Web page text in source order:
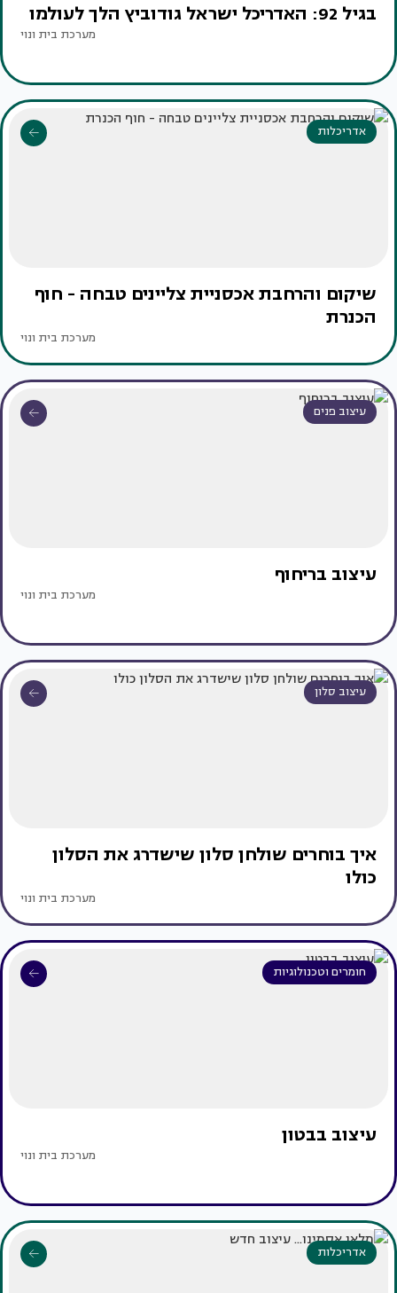
בגיל 92: האדריכל ישראל גודוביץ הלך לעולמו
מערכת בית ונוי
אדריכלות
שיקום והרחבת אכסניית צליינים טבחה - חוף
הכנרת
מערכת בית ונוי
עיצוב פנים
עיצוב בריחוף
מערכת בית ונוי
עיצוב סלון
איך בוחרים שולחן סלון שישדרג את הסלון
כולו
מערכת בית ונוי
חומרים וטכנולוגיות
עיצוב בבטון
מערכת בית ונוי
אדריכלות